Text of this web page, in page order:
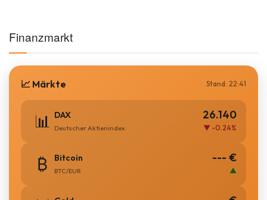
Finanzmarkt
📈 Märkte Stand: 22:41
📊 DAX
Deutscher Aktienindex
26.140
▼ -0.24%
₿ Bitcoin
BTC/EUR
--- €
▲